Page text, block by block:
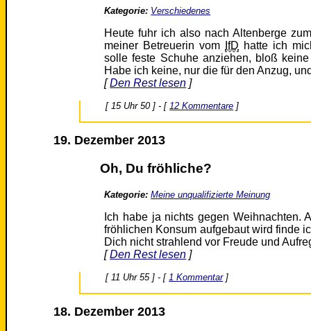
Kategorie: Verschiedenes
Heute fuhr ich also nach Altenberge
meiner Betreuerin vom
IfD hatte ich
solle feste Schuhe anziehen, bloß
Habe ich keine, nur die für den Anzug,
[Den Rest lesen ]
[ 15 Uhr 50 ] - [12 Kommentare ]
19. Dezember 2013
Oh, Du fröhliche?
Kategorie: Meine unqualifizierte Meinung
Ich habe ja nichts gegen Weihnachten.
fröhlichen Konsum aufgebaut wird finde
Dich nicht strahlend vor Freude und
[Den Rest lesen ]
[ 11 Uhr 55 ] - [ 1 Kommentar]
18. Dezember 2013